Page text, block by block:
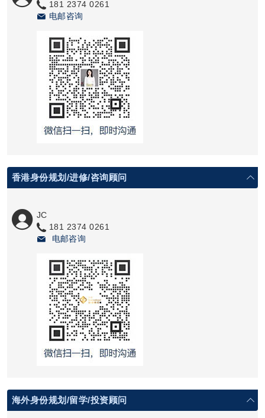
181 2374 0261
电邮咨询
香港身份规划/进修/咨询顾问
JC
181 2374 0261
电邮咨询
海外身份规划/留学/投资顾问